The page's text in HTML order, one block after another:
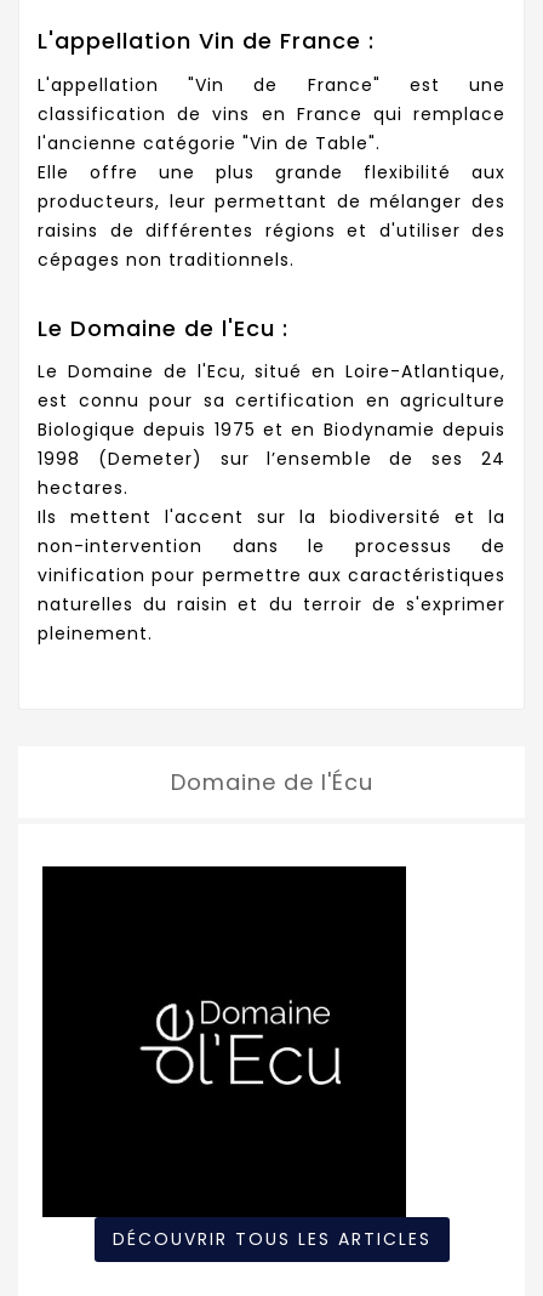
L'appellation Vin de France :
L'appellation "Vin de France" est une
classification de vins en France qui remplace
l'ancienne catégorie "Vin de Table".
Elle offre une plus grande flexibilité aux
producteurs, leur permettant de mélanger des
raisins de différentes régions et d'utiliser des
cépages non traditionnels.
Le Domaine de l'Ecu :
Le Domaine de l'Ecu, situé en Loire-Atlantique,
est connu pour sa certification en agriculture
Biologique depuis 1975 et en Biodynamie depuis
1998 (Demeter) sur l’ensemble de ses 24
hectares.
Ils mettent l'accent sur la biodiversité et la
non-intervention dans le processus de
vinification pour permettre aux caractéristiques
naturelles du raisin et du terroir de s'exprimer
pleinement.
Domaine de l'Écu
DÉCOUVRIR TOUS LES ARTICLES